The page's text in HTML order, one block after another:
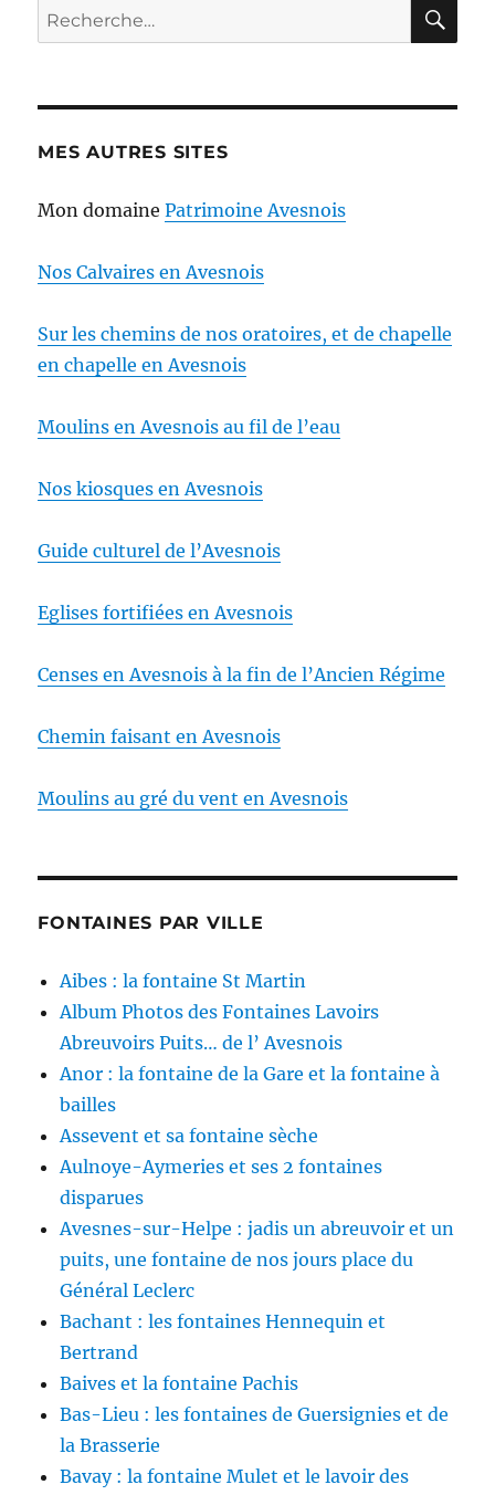
Recherche
pour :
MES AUTRES SITES
Mon domainePatrimoine Avesnois
Nos Calvaires en Avesnois
Sur les chemins de nos oratoires, et de chapelle
en chapelle en Avesnois
Moulins en Avesnois au fil de l’eau
Nos kiosques en Avesnois
Guide culturel de l’Avesnois
Eglises fortifiées en Avesnois
Censes en Avesnois à la fin de l’Ancien Régime
Chemin faisant en Avesnois
Moulins au gré du vent en Avesnois
FONTAINES PAR VILLE
Aibes : la fontaine St Martin
Album Photos des Fontaines Lavoirs
Abreuvoirs Puits… de l’ Avesnois
Anor : la fontaine de la Gare et la fontaine à
bailles
Assevent et sa fontaine sèche
Aulnoye-Aymeries et ses 2 fontaines
disparues
Avesnes-sur-Helpe : jadis un abreuvoir et un
puits, une fontaine de nos jours place du
Général Leclerc
Bachant : les fontaines Hennequin et
Bertrand
Baives et la fontaine Pachis
Bas-Lieu : les fontaines de Guersignies et de
la Brasserie
Bavay : la fontaine Mulet et le lavoir des